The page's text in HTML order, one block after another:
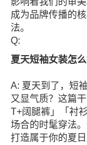
成为品牌传播的
法。
Q:
夏天短袖女装怎
A: 夏天到了，短
又显气质？这篇
T+阔腿裤」「衬
场合的时髦穿法
打造属于你的夏日